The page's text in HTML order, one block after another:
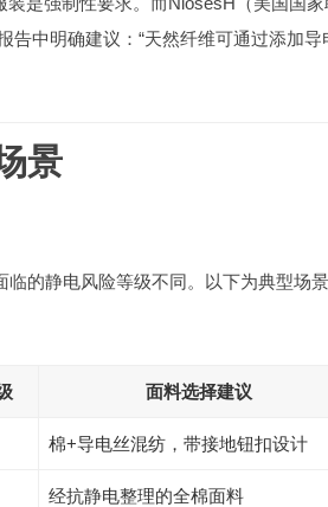
中明确建议：“天然纤维可通过添加导
景
面临的静电风险等级不同。以下为典型场
面料选择建议
棉+导电丝混纺，带接地钮扣设计
经抗静电整理的全棉面料